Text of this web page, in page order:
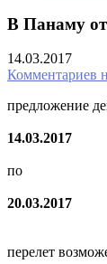
В Панаму от
14.03.2017
Комментариев
предложение
14.03.2017
по
20.03.2017
перелет